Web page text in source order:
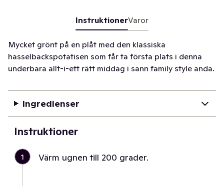
InstruktionerVaror
Mycket grönt på en plåt med den klassiska
hasselbackspotatisen som får ta första plats i denna
underbara allt-i-ett rätt middag i sann family style anda.
Ingredienser
Instruktioner
1 Värm ugnen till 200 grader.